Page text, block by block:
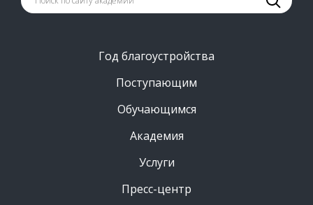
Год благоустройства
Поступающим
Обучающимся
Академия
Услуги
Пресс-центр